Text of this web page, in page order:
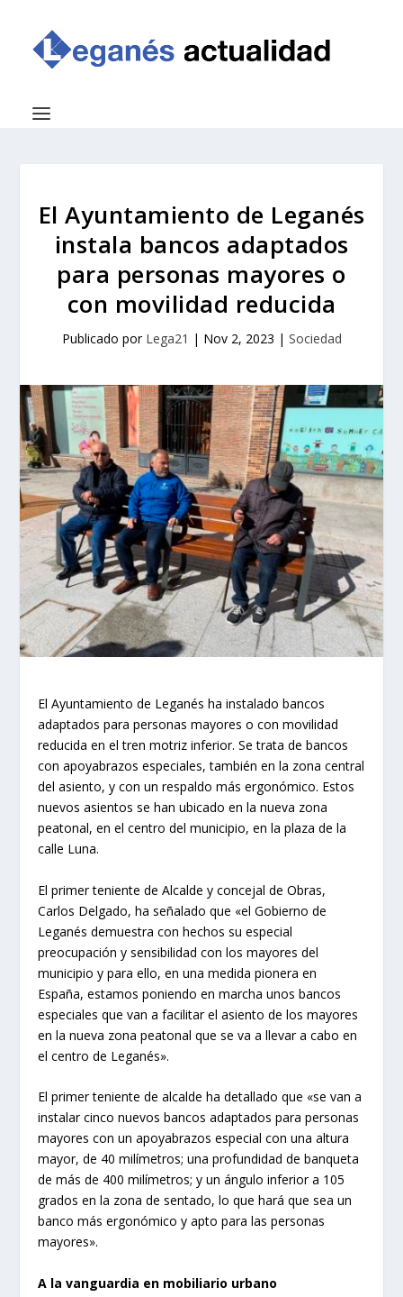
El Ayuntamiento de Leganés
instala bancos adaptados
para personas mayores o
con movilidad reducida
Publicado por Lega21 | Nov 2, 2023 | Sociedad
El Ayuntamiento de Leganés ha instalado bancos
adaptados para personas mayores o con movilidad
reducida en el tren motriz inferior. Se trata de bancos
con apoyabrazos especiales, también en la zona central
del asiento, y con un respaldo más ergonómico. Estos
nuevos asientos se han ubicado en la nueva zona
peatonal, en el centro del municipio, en la plaza de la
calle Luna.
El primer teniente de Alcalde y concejal de Obras,
Carlos Delgado, ha señalado que «el Gobierno de
Leganés demuestra con hechos su especial
preocupación y sensibilidad con los mayores del
municipio y para ello, en una medida pionera en
España, estamos poniendo en marcha unos bancos
especiales que van a facilitar el asiento de los mayores
en la nueva zona peatonal que se va a llevar a cabo en
el centro de Leganés».
El primer teniente de alcalde ha detallado que «se van a
instalar cinco nuevos bancos adaptados para personas
mayores con un apoyabrazos especial con una altura
mayor, de 40 milímetros; una profundidad de banqueta
de más de 400 milímetros; y un ángulo inferior a 105
grados en la zona de sentado, lo que hará que sea un
banco más ergonómico y apto para las personas
mayores».
A la vanguardia en mobiliario urbano